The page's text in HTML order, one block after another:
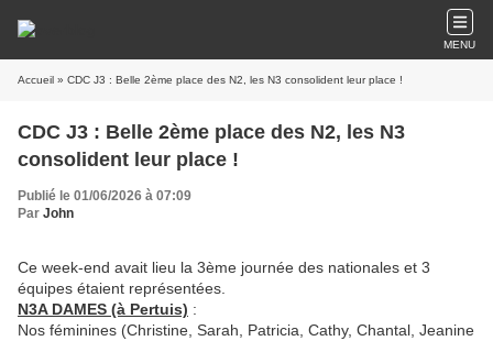
MENU
Accueil » CDC J3 : Belle 2ème place des N2, les N3 consolident leur place !
CDC J3 : Belle 2ème place des N2, les N3
consolident leur place !
Publié le 01/06/2026 à 07:09
Par John
Ce week-end avait lieu la 3ème journée des nationales et 3
équipes étaient représentées.
N3A DAMES (à Pertuis) :
Nos féminines (Christine, Sarah, Patricia, Cathy, Chantal, Jeanine